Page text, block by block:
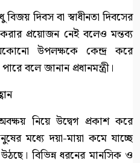
দিবস বা স্বাধীনতা দিবসের
প্রয়োজন নেই বলেও মন্তব্য
উপলক্ষকে কেন্দ্র করে
বলে জানান প্রধানমন্ত্রী।
নিয়ে উদ্বেগ প্রকাশ করে
মধ্যে দয়া-মায়া কমে যাচ্ছে
বিভিন্ন ধরনের মানসিক ও